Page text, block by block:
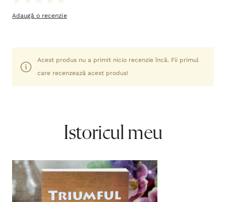
Adaugă o recenzie
Acest produs nu a primit nicio recenzie încă. Fii primul
care recenzează acest produs!
Istoricul meu